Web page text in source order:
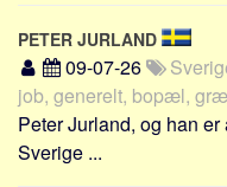
Forbrug
Social sikring og sundhed
Transport
Alle
Aspekter
PETER JURLAND
09-07-26
job, generelt, bopæl,
Peter Jurland, og han
Sverige ...